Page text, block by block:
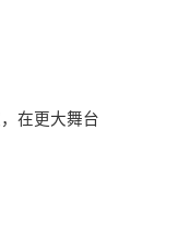
在更大舞台